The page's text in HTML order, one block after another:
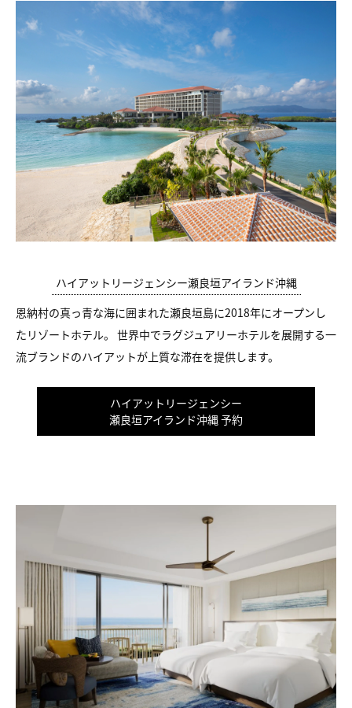
ハイアットリージェンシー瀬良垣アイランド沖縄
恩納村の真っ青な海に囲まれた瀬良垣島に2018年にオープンし
たリゾートホテル。 世界中でラグジュアリーホテルを展開する一
流ブランドのハイアットが上質な滞在を提供します。
ハイアットリージェンシー
瀬良垣アイランド沖縄 予約